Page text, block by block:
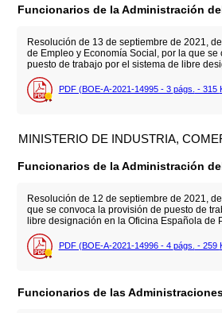
Funcionarios de la Administración
Resolución de 13 de septiembre de 2021,
de Empleo y Economía Social, por la que se
puesto de trabajo por el sistema de libre
PDF (BOE-A-2021-14995 - 3 págs. - 315
MINISTERIO DE INDUSTRIA,
Funcionarios de la Administración
Resolución de 12 de septiembre de 2021,
que se convoca la provisión de puesto de
libre designación en la Oficina Española de
PDF (BOE-A-2021-14996 - 4 págs. - 259
Funcionarios de las